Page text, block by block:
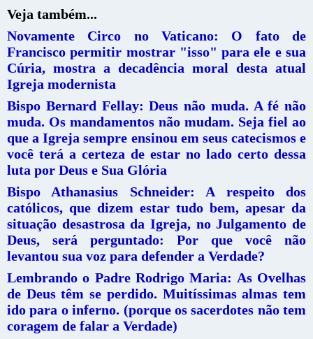
Veja também...
Novamente Circo no Vaticano: O fato de
Francisco permitir mostrar "isso" para ele e sua
Cúria, mostra a decadência moral desta atual
Igreja modernista
Bispo Bernard Fellay: Deus não muda. A fé não
muda. Os mandamentos não mudam. Seja fiel ao
que a Igreja sempre ensinou em seus catecismos e
você terá a certeza de estar no lado certo dessa
luta por Deus e Sua Glória
Bispo Athanasius Schneider: A respeito dos
católicos, que dizem estar tudo bem, apesar da
situação desastrosa da Igreja, no Julgamento de
Deus, será perguntado: Por que você não
levantou sua voz para defender a Verdade?
Lembrando o Padre Rodrigo Maria: As Ovelhas
de Deus têm se perdido. Muitíssimas almas tem
ido para o inferno. (porque os sacerdotes não tem
coragem de falar a Verdade)